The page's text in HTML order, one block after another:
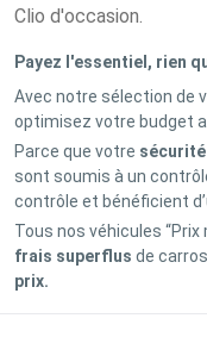
Clio d'occasion.
Payez l'essentiel, rien
Avec notre sélection de
optimisez votre budget
Parce que votre sécurité
sont soumis à un
contrôle et bénéficient
Tous nos véhicules
frais superflus de
prix.